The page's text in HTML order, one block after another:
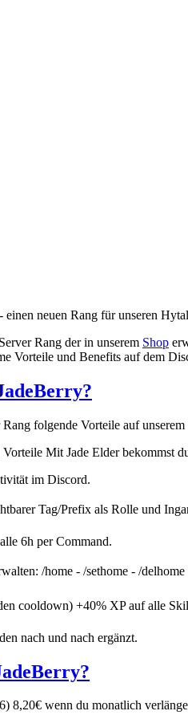
neuen Rang für unseren
Rang der in unserem Shop
Vorteile und Benefits auf dem
folgende Vorteile auf
Mit Jade Elder bekommst
im Discord.
Tag/Prefix als Rolle und
6h per Command.
/home - /sethome - /delhome
cooldown) +40% XP auf alle
nach und nach ergänzt.
8,20€ wenn du monatlich